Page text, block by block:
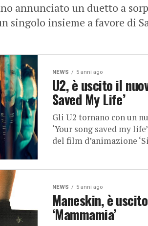
annunciato un duetto a
singolo insieme a favore di
NEWS 5 anni ago
U2, è uscito il
Saved My Life’
Gli U2 tornano con un
‘Your song saved my
del film d’animazione
NEWS 5 anni ago
Maneskin, è
‘Mammamia’